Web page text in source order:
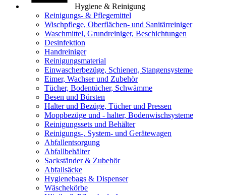
Hygiene & Reinigung
Reinigungs- & Pflegemittel
Wischpflege, Oberflächen- und Sanitärreiniger
Waschmittel, Grundreiniger, Beschichtungen
Desinfektion
Handreiniger
Reinigungsmaterial
Einwascherbezüge, Schienen, Stangensysteme
Eimer, Wachser und Zubehör
Tücher, Bodentücher, Schwämme
Besen und Bürsten
Halter und Bezüge, Tücher und Pressen
Moppbezüge und - halter, Bodenwischsysteme
Reinigungssets und Behälter
Reinigungs-, System- und Gerätewagen
Abfallentsorgung
Abfallbehälter
Sackständer & Zubehör
Abfallsäcke
Hygienebags & Dispenser
Wäschekörbe